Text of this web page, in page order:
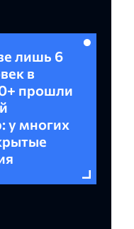
лишь 6
в
прошли
у многих